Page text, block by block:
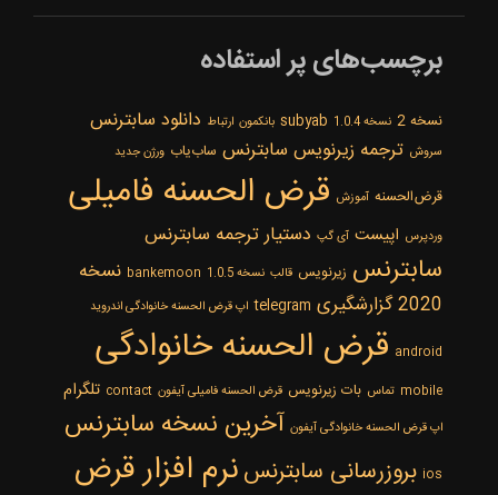
برچسب‌های پر استفاده
نسخه 2 نسخه 1.0.4 subyab بانکمون ارتباط دانلود سابترنس
سروش ترجمه زیرنویس سابترنس ساب‌یاب ورژن جدید
قرض‌الحسنه آموزش قرض الحسنه فامیلی
وردپرس اپیست آی گپ دستیار ترجمه سابترنس
سابترنس زیرنویس قالب نسخه 1.0.5 bankemoon نسخه
2020گزارشگیری telegram اپ قرض الحسنه خانوادگی اندروید
android قرض الحسنه خانوادگی
mobile تماس بات زیرنویس قرض الحسنه فامیلی آیفون contact تلگرام
اپ قرض الحسنه خانوادگی آیفون ‌آخرین نسخه سابترنس
ios بروزرسانی سابترنسنرم افزار قرض